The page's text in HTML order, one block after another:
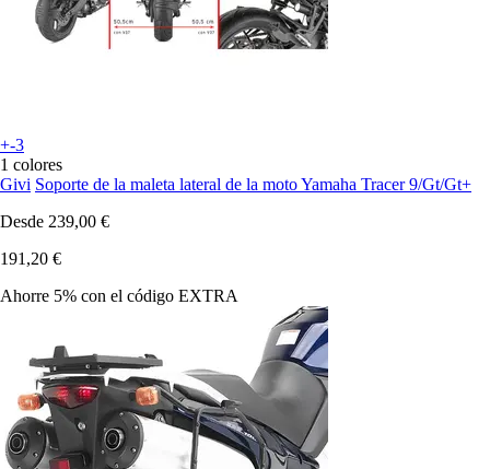
+-3
1 colores
Givi Soporte de la maleta lateral de la moto Yamaha Tracer 9/Gt/Gt+
Desde 239,00 €
191,20 €
Ahorre 5% con el código EXTRA